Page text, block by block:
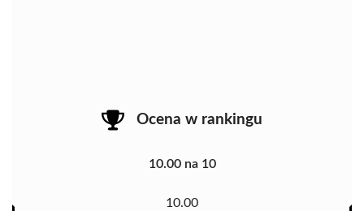
Ocena w rankingu
10.00 na 10
10.00